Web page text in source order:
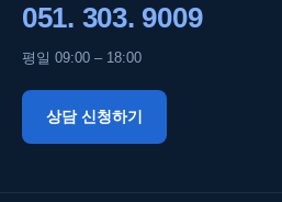
051. 303. 9009
평일 09:00 – 18:00
상담 신청하기